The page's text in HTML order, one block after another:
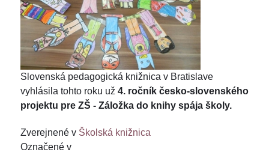
Slovenská pedagogická knižnica v Bratislave
vyhlásila tohto roku už 4. ročník česko-slovenského
projektu pre ZŠ - Záložka do knihy spája školy.
Zverejnené v Školská knižnica
Označené v